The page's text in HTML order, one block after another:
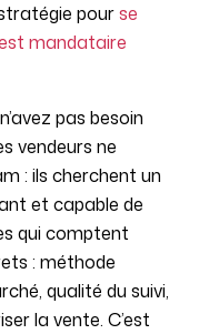
pourse
mandataire
pas besoin
vendeurs ne
: ils cherchent un
et capable de
qui comptent
: méthode
qualité du suivi,
la vente. C’est